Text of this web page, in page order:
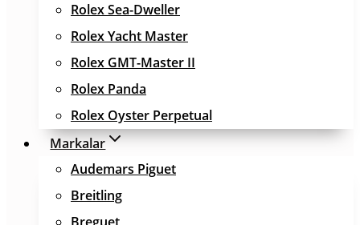
Rolex Sea-Dweller
Rolex Yacht Master
Rolex GMT-Master II
Rolex Panda
Rolex Oyster Perpetual
Markalar
Audemars Piguet
Breitling